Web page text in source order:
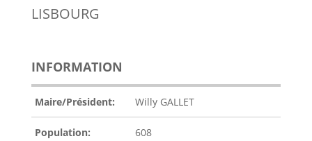
LISBOURG
INFORMATION
Maire/Président: Willy GALLET
Population: 608